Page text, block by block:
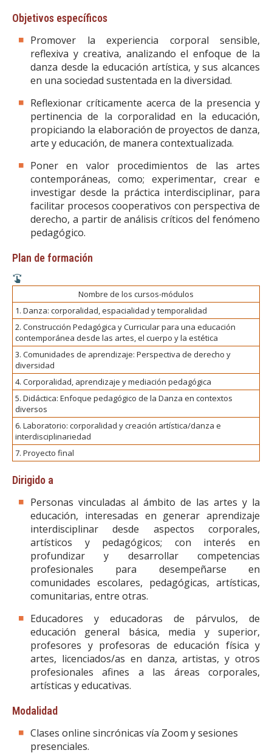
Objetivos específicos
Promover la experiencia corporal sensible,
reflexiva y creativa, analizando el enfoque de la
danza desde la educación artística, y sus alcances
en una sociedad sustentada en la diversidad.
Reflexionar críticamente acerca de la presencia y
pertinencia de la corporalidad en la educación,
propiciando la elaboración de proyectos de danza,
arte y educación, de manera contextualizada.
Poner en valor procedimientos de las artes
contemporáneas, como; experimentar, crear e
investigar desde la práctica interdisciplinar, para
facilitar procesos cooperativos con perspectiva de
derecho, a partir de análisis críticos del fenómeno
pedagógico.
Plan de formación
Nombre de los cursos-módulos
1. Danza: corporalidad, espacialidad y temporalidad
2. Construcción Pedagógica y Curricular para una educación
contemporánea desde las artes, el cuerpo y la estética
3. Comunidades de aprendizaje: Perspectiva de derecho y
diversidad
4. Corporalidad, aprendizaje y mediación pedagógica
5. Didáctica: Enfoque pedagógico de la Danza en contextos
diversos
6. Laboratorio: corporalidad y creación artística/danza e
interdisciplinariedad
7. Proyecto final
Dirigido a
Personas vinculadas al ámbito de las artes y la
educación, interesadas en generar aprendizaje
interdisciplinar desde aspectos corporales,
artísticos y pedagógicos; con interés en
profundizar y desarrollar competencias
profesionales para desempeñarse en
comunidades escolares, pedagógicas, artísticas,
comunitarias, entre otras.
Educadores y educadoras de párvulos, de
educación general básica, media y superior,
profesores y profesoras de educación física y
artes, licenciados/as en danza, artistas, y otros
profesionales afines a las áreas corporales,
artísticas y educativas.
Modalidad
Clases online sincrónicas vía Zoom y sesiones
presenciales.